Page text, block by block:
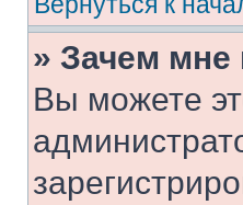
» Зачем мне
Вы можете